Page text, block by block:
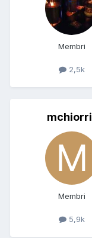
Membri
2,5k
mchiorri
Membri
5,9k